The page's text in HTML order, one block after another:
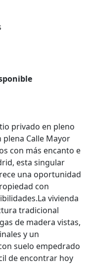
privado en pleno
Calle Mayor
con más encanto e
esta singular
una oportunidad
con
vivienda
tradicional
de madera vistas,
y un
suelo empedrado
de encontrar hoy